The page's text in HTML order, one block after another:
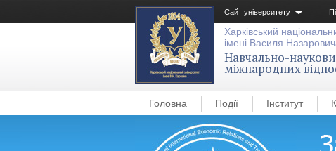
Сайт університету
Харківський
імені Василя
Навчально-
міжнародних
Головна Події Інститут